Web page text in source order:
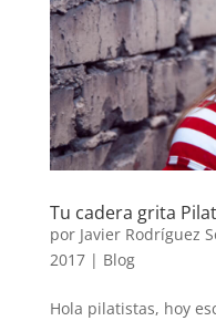
Tu cadera grita
por Javier Rodríguez
2017| Blog
Hola pilatistas, hoy